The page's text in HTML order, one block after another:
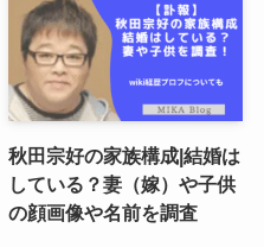
秋田宗好の家族構成|結婚は
している？妻（嫁）や子供
の顔画像や名前を調査